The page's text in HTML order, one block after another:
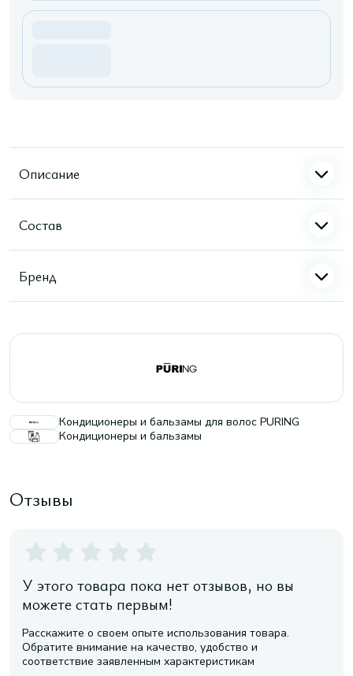
Описание
Состав
Бренд
Кондиционеры и бальзамы для волос PURING
Кондиционеры и бальзамы
Отзывы
У этого товара пока нет отзывов, но вы
можете стать первым!
Расскажите о своем опыте использования товара.
Обратите внимание на качество, удобство и
соответствие заявленным характеристикам